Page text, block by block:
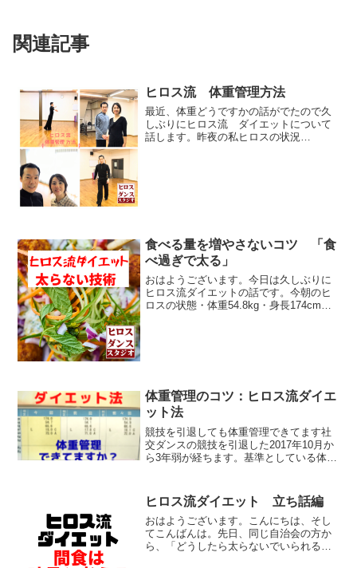
関連記事
ヒロス流 体重管理方法
最近、体重どうですかの話がでたので久
しぶりにヒロス流 ダイエットについて
話します。昨夜の私ヒロスの状況
食べる量を増やさないコツ 「食
べ過ぎで太る」
おはようございます。今日は久しぶりに
ヒロス流ダイエットの話です。今朝のヒ
ロスの状態・体重54.8kg・身長174cm・
体重管理のコツ：ヒロス流ダイエ
ット法
競技を引退しても体重管理できてます社
交ダンスの競技を引退した2017年10月か
ら3年弱が経ちます。基準としている体重
の☑ヒロス流ダイエット法・自分に合っ
ているし・や...
ヒロス流ダイエット 立ち話編
おはようございます。こんにちは、そし
てこんばんは。先日、同じ自治会の方か
ら、「どうしたら太らないでいられる